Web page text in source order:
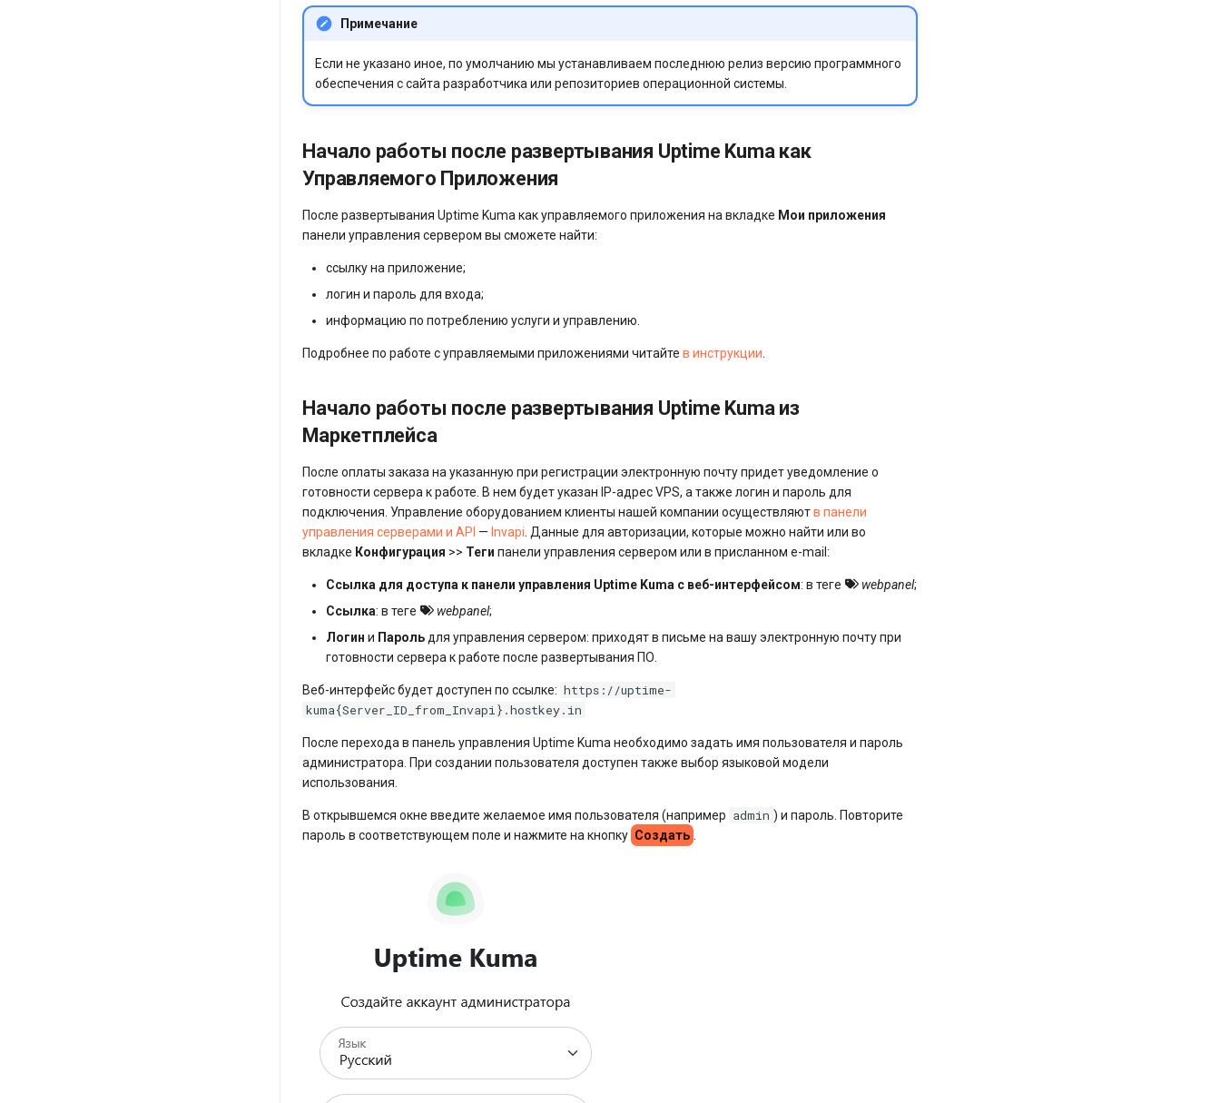
Примечание
Если не указано иное, по умолчанию мы устанавливаем последнюю релиз версию программного
обеспечения с сайта разработчика или репозиториев операционной системы.
Начало работы после развертывания Uptime Kuma как
Управляемого Приложения
После развертывания Uptime Kuma как управляемого приложения на вкладке Мои приложения
панели управления сервером вы сможете найти:
ссылку на приложение;
логин и пароль для входа;
информацию по потреблению услуги и управлению.
Подробнее по работе с управляемыми приложениями читайтев инструкции
Начало работы после развертывания Uptime Kuma из
Маркетплейса
После оплаты заказа на указанную при регистрации электронную почту придет уведомление о
готовности сервера к работе. В нем будет указан IP-адрес VPS, а также логин и пароль для
подключения. Управление оборудованием клиенты нашей компании осуществляютв панели
управления серверами и API —Invapi . Данные для авторизации, которые можно найти или во
вкладке Конфигурация >> Теги панели управления сервером или в присланном e-mail:
Ссылка для доступа к панели управления Uptime Kuma с веб-интерфейсом: в теге webpanel;
Ссылка: в теге webpanel;
Логин и Пароль для управления сервером: приходят в письме на вашу электронную почту при
готовности сервера к работе после развертывания ПО.
Веб-интерфейс будет доступен по ссылке: https://uptime-
kuma{Server_ID_from_Invapi}.hostkey.in
После перехода в панель управления Uptime Kuma необходимо задать имя пользователя и пароль
администратора. При создании пользователя доступен также выбор языковой модели
использования.
В открывшемся окне введите желаемое имя пользователя (например admin ) и пароль. Повторите
пароль в соответствующем поле и нажмите на кнопку Создать